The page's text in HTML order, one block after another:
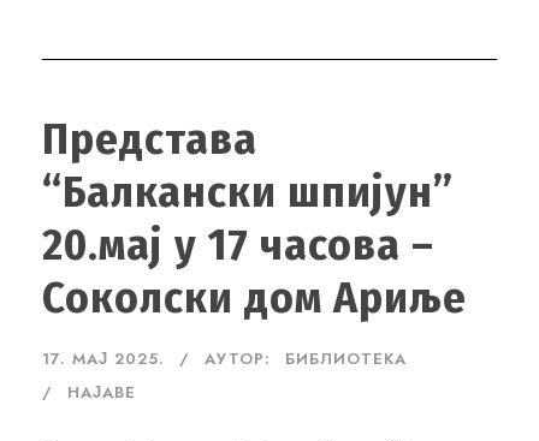
Представа
“Балкански шпијун”
20.мај у 17 часова –
Соколски дом Ариље
17. МАЈ 2025. АУТОР:
БИБЛИОТЕКА
НАЈАВЕ